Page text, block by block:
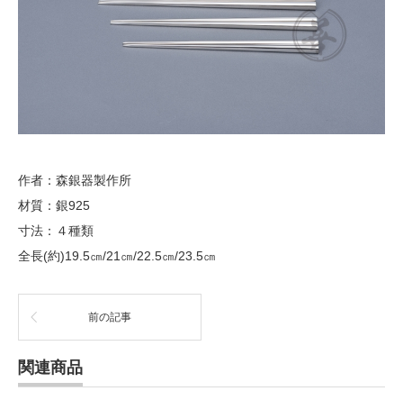
作者：森銀器製作所
材質：銀925
寸法：４種類
全長(約)19.5㎝/21㎝/22.5㎝/23.5㎝
前の記事
関連商品